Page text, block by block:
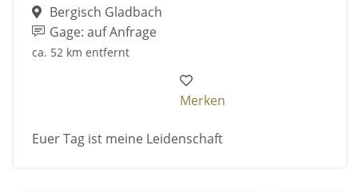
Bergisch Gladbach
Gage: auf Anfrage
ca. 52 km entfernt
Merken
Euer Tag ist meine Leidenschaft